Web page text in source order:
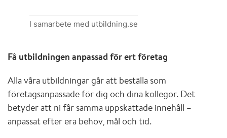
I samarbete med utbildning.se
Få utbildningen anpassad för ert företag
Alla våra utbildningar går att beställa som
företagsanpassade för dig och dina kollegor. Det
betyder att ni får samma uppskattade innehåll –
anpassat efter era behov, mål och tid.